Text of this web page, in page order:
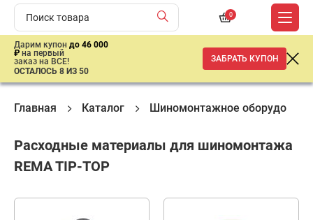
0
Дарим купон до 46 000
₽ на первый
заказ на ВСЕ!
ОСТАЛОСЬ 8 ИЗ 50
ЗАБРАТЬ КУПОН
Главная Каталог Шиномонтажное
Расходные материалы для шиномонтажа
REMA TIP-TOP